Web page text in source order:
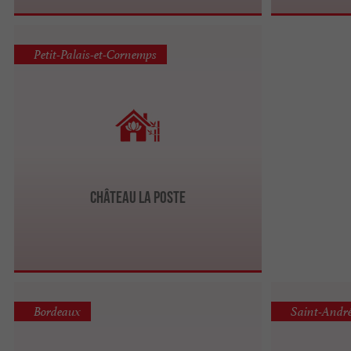
Château la Poste
Petit-Palais-et-Cornemps
Bordeaux Saint-